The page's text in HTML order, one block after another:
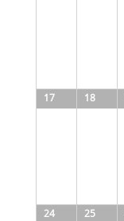
17 18
24 25